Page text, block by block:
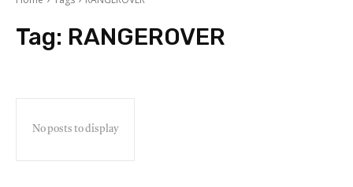
Tag: RANGEROVER
No posts to display